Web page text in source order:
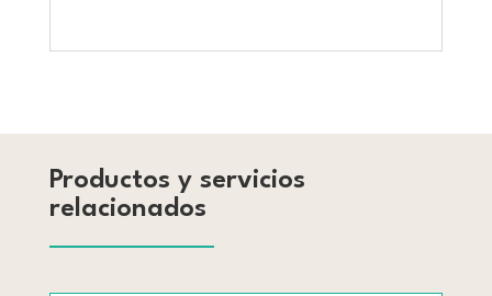
Productos y servicios
relacionados